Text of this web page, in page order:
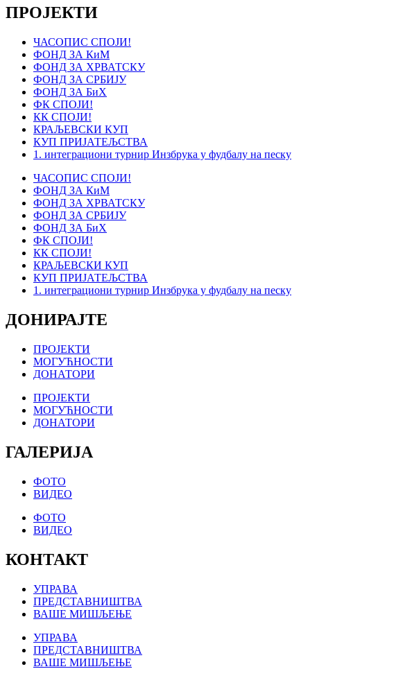
ПРОЈЕКТИ
ЧАСОПИС СПОЈИ!
ФОНД ЗА КиМ
ФОНД ЗА ХРВАТСКУ
ФОНД ЗА СРБИЈУ
ФОНД ЗА БиХ
ФК СПОЈИ!
КК СПОЈИ!
КРАЉЕВСКИ КУП
КУП ПРИЈАТЕЉСТВА
1. интеграциони турнир Инзбрука у фудбалу на песку
ЧАСОПИС СПОЈИ!
ФОНД ЗА КиМ
ФОНД ЗА ХРВАТСКУ
ФОНД ЗА СРБИЈУ
ФОНД ЗА БиХ
ФК СПОЈИ!
КК СПОЈИ!
КРАЉЕВСКИ КУП
КУП ПРИЈАТЕЉСТВА
1. интеграциони турнир Инзбрука у фудбалу на песку
ДОНИРАЈТЕ
ПРОЈЕКТИ
МОГУЋНОСТИ
ДОНАТОРИ
ПРОЈЕКТИ
МОГУЋНОСТИ
ДОНАТОРИ
ГАЛЕРИЈА
ФОТО
ВИДЕО
ФОТО
ВИДЕО
КОНТАКТ
УПРАВА
ПРЕДСТАВНИШТВА
ВАШЕ МИШЉЕЊЕ
УПРАВА
ПРЕДСТАВНИШТВА
ВАШЕ МИШЉЕЊЕ